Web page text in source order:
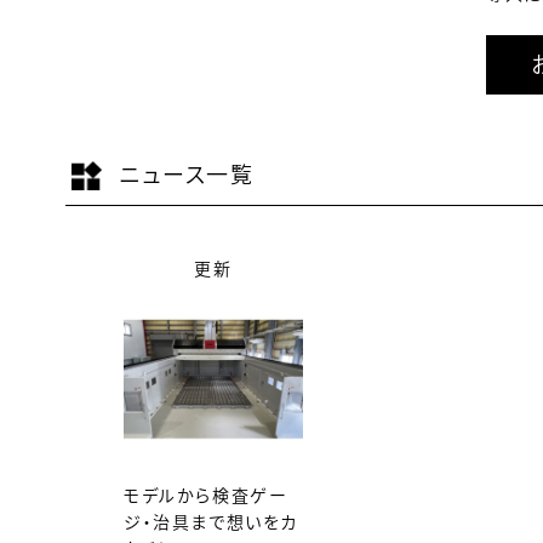
ニュース一覧
更新
モデルから検査ゲー
ジ・治具まで想いをカ